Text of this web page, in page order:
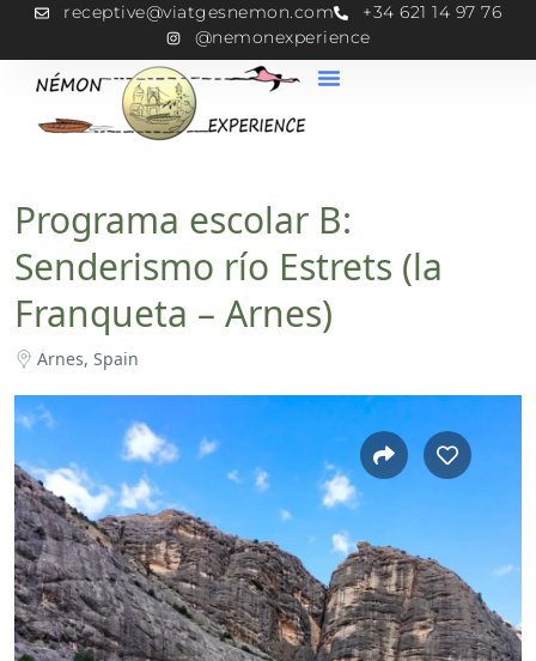
receptive@viatgesnemon.com
+34 621 14 97 76
@nemonexperience
Programa escolar B:
Senderismo río Estrets (la
Franqueta – Arnes)
Arnes, Spain